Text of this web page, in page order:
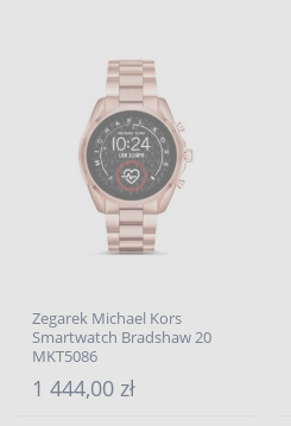
Zegarek Michael Kors
Smartwatch Bradshaw 20
MKT5086
1 444,00 zł